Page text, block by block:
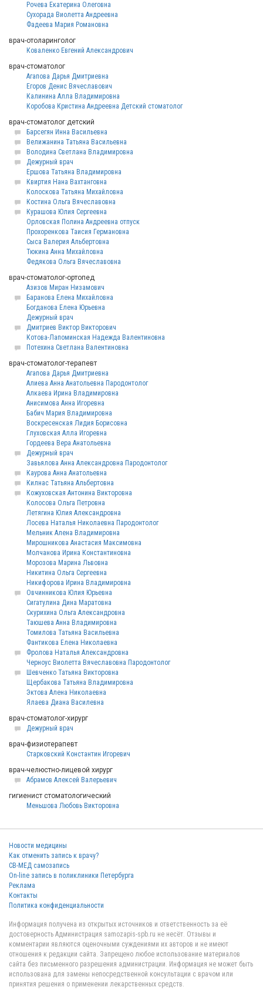
Рочева Екатерина Олеговна
Сухорада Виолетта Андреевна
Фадеева Мария Романовна
врач-отоларинголог
Коваленко Евгений Александрович
врач-стоматолог
Агапова Дарья Дмитриевна
Егоров Денис Вячеславович
Калинина Алла Владимировна
Коробова Кристина Андреевна Детский стоматолог
врач-стоматолог детский
Барсегян Инна Васильевна
Велижанина Татьяна Васильевна
Володина Светлана Владимировна
Дежурный врач
Ершова Татьяна Владимировна
Квиртия Нана Вахтанговна
Колоскова Татьяна Михайловна
Костина Ольга Вячеславовна
Курашова Юлия Сергеевна
Орловская Полина Андреевна отпуск
Прохоренкова Таисия Германовна
Сыса Валерия Альбертовна
Тюкина Анна Михайловна
Федякова Ольга Вячеславовна
врач-стоматолог-ортопед
Азизов Миран Низамович
Баранова Елена Михайловна
Богданова Елена Юрьевна
Дежурный врач
Дмитриев Виктор Викторович
Котова-Лапоминская Надежда Валентиновна
Потехина Светлана Валентиновна
врач-стоматолог-терапевт
Агапова Дарья Дмитриевна
Алиева Анна Анатольевна Пародонтолог
Алкаева Ирина Владимировна
Анисимова Анна Игоревна
Бабич Мария Владимировна
Воскресенская Лидия Борисовна
Глуховская Алла Игоревна
Гордеева Вера Анатольевна
Дежурный врач
Завьялова Анна Александровна Пародонтолог
Каурова Анна Анатольевна
Килнас Татьяна Альбертовна
Кожуховская Антонина Викторовна
Колосова Ольга Петровна
Летягина Юлия Александровна
Лосева Наталья Николаевна Пародонтолог
Мельник Алена Владимировна
Мирошникова Анастасия Максимовна
Молчанова Ирина Константиновна
Морозова Марина Львовна
Никитина Ольга Сергеевна
Никифорова Ирина Владимировна
Овчинникова Юлия Юрьевна
Сигатулина Дина Маратовна
Скурихина Ольга Александровна
Таюшева Анна Владимировна
Томилова Татьяна Васильевна
Фантикова Елена Николаевна
Фролова Наталья Александровна
Черноус Виолетта Вячеславовна Пародонтолог
Шевченко Татьяна Викторовна
Щербакова Татьяна Владимировна
Эктова Алена Николаевна
Ялаева Диана Василевна
врач-стоматолог-хирург
Дежурный врач
врач-физиотерапевт
Старковский Константин Игоревич
врач-челюстно-лицевой хирург
Абрамов Алексей Валерьевич
гигиенист стоматологический
Меньшова Любовь Викторовна
Новости медицины
Как отменить запись к врачу?
СВ-МЕД самозапись
On-line запись в поликлиники Петербурга
Реклама
Контакты
Политика конфиденциальности
Информация получена из открытых источников и ответственность за её
достоверность Администрация samozapis-spb.ru не несёт. Отзывы и
комментарии являются оценочными суждениями их авторов и не имеют
отношения к редакции сайта. Запрещено любое использование материалов
сайта без письменного разрешения администрации. Информация не может быть
использована для замены непосредственной консультации с врачом или
принятия решения о применении лекарственных средств.